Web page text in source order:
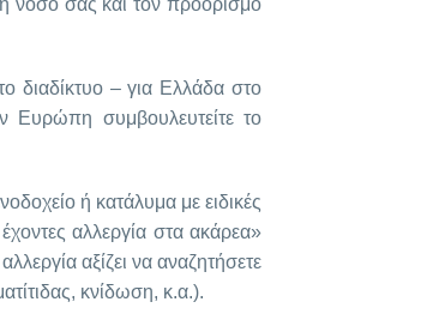
νόσο σας και τον προορισμό
διαδίκτυο – για Ελλάδα στο
Ευρώπη συμβουλευτείτε το
ή κατάλυμα με ειδικές
αλλεργία στα ακάρεα»
αξίζει να αναζητήσετε
κνίδωση, κ.α.).